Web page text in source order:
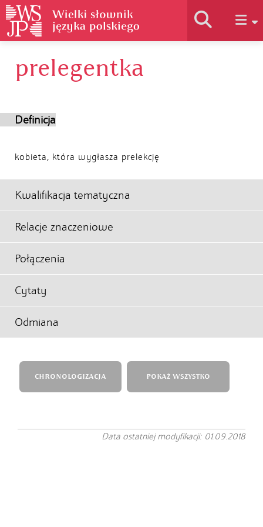
Historia słownika
prelegentka
Definicja
kobieta, która wygłasza prelekcję
Kwalifikacja tematyczna
Relacje znaczeniowe
Połączenia
Cytaty
Odmiana
CHRONOLOGIZACJA POKAŻ WSZYSTKO
Data ostatniej modyfikacji: 01.09.2018